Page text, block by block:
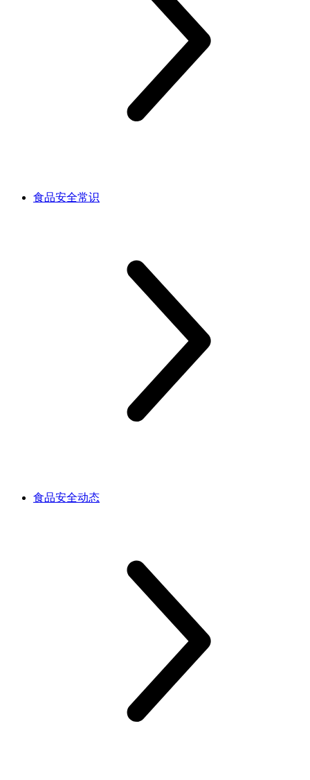
食品安全常识
食品安全动态